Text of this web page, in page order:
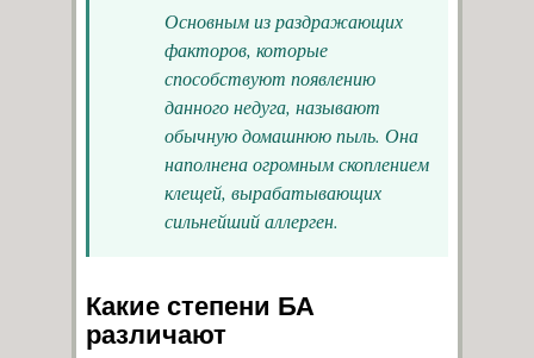
Основным из раздражающих
факторов, которые
способствуют появлению
данного недуга, называют
обычную домашнюю пыль. Она
наполнена огромным скоплением
клещей, вырабатывающих
сильнейший аллерген.
Какие степени БА
различают